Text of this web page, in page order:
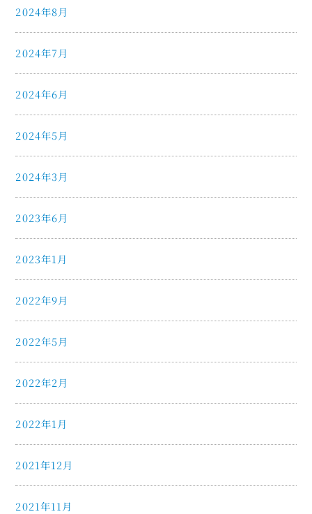
2024年8月
2024年7月
2024年6月
2024年5月
2024年3月
2023年6月
2023年1月
2022年9月
2022年5月
2022年2月
2022年1月
2021年12月
2021年11月